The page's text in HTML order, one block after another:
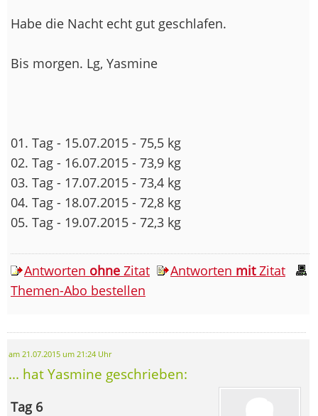
Habe die Nacht echt gut geschlafen.
Bis morgen. Lg, Yasmine
01. Tag - 15.07.2015 - 75,5 kg
02. Tag - 16.07.2015 - 73,9 kg
03. Tag - 17.07.2015 - 73,4 kg
04. Tag - 18.07.2015 - 72,8 kg
05. Tag - 19.07.2015 - 72,3 kg
Antworten ohne Zitat Antworten mitZitat
Themen-Abo bestellen
am 21.07.2015 um 21:24 Uhr
... hat Yasmine geschrieben:
Tag 6